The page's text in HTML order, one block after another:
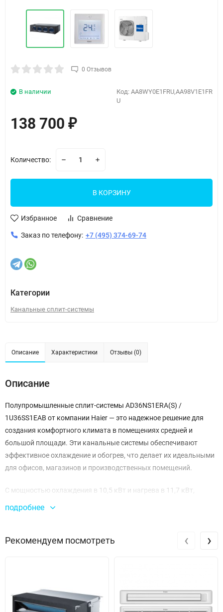
0 Отзывов
Код: AA8WY0E1FRU,AA98V1E1FR
U
В наличии
138 700 ₽
Количество:
В КОРЗИНУ
Избранное Сравнение
Заказ по телефону: +7 (495) 374-69-74
Категории
Канальные сплит-системы
Описание Характеристики Отзывы (0)
Описание
Полупромышленные сплит-системы AD36NS1ERA(S) /
1U36SS1EAB от компании Haier — это надежное решение для
создания комфортного климата в помещениях средней и
большой площади. Эти канальные системы обеспечивают
эффективное охлаждение и обогрев, что делает их идеальными
для офисов, магазинов и производственных помещений.
С мощностью охлаждения в 10,5 кВт и нагрева в 11,7 кВт,
данные модели позволяют достичь оптимальной температуры
на расходах электроэнергии. При этом уровень шума
Система обладает высокой производительностью благодаря
подробнее
Рекомендуем посмотреть ‹ ›